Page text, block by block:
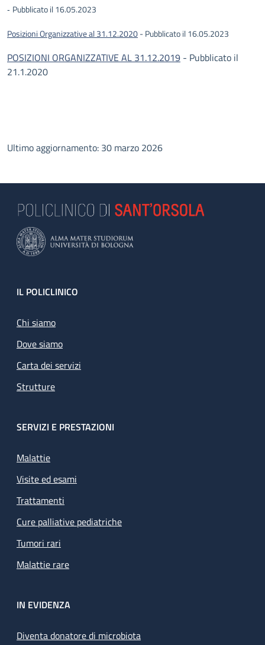
- Pubblicato il 16.05.2023
Posizioni Organizzative al 31.12.2020- Pubblicato il 16.05.2023
POSIZIONI ORGANIZZATIVE AL 31.12.2019 - Pubblicato il
21.1.2020
Ultimo aggiornamento: 30 marzo 2026
Footer
IL POLICLINICO
Chi siamo
Dove siamo
Carta dei servizi
Strutture
SERVIZI E PRESTAZIONI
Malattie
Visite ed esami
Trattamenti
Cure palliative pediatriche
Tumori rari
Malattie rare
IN EVIDENZA
Diventa donatore di microbiota